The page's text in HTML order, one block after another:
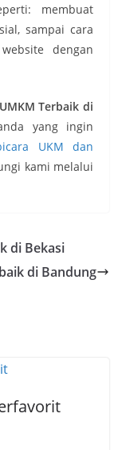
membuat
sampai cara
dengan
Terbaik di
yang ingin
UKM dan
kami melalui
di Bekasi
di Bandung